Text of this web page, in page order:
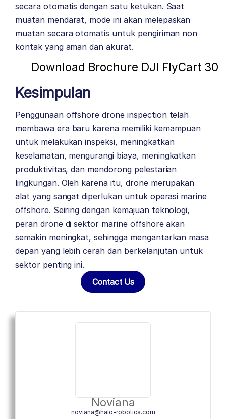
secara otomatis dengan satu ketukan. Saat
muatan mendarat, mode ini akan melepaskan
muatan secara otomatis untuk pengiriman non
kontak yang aman dan akurat.
Download Brochure DJI FlyCart 30
Kesimpulan
Penggunaan offshore drone inspection telah
membawa era baru karena memiliki kemampuan
untuk melakukan inspeksi, meningkatkan
keselamatan, mengurangi biaya, meningkatkan
produktivitas, dan mendorong pelestarian
lingkungan. Oleh karena itu, drone merupakan
alat yang sangat diperlukan untuk operasi marine
offshore. Seiring dengan kemajuan teknologi,
peran drone di sektor marine offshore akan
semakin meningkat, sehingga mengantarkan masa
depan yang lebih cerah dan berkelanjutan untuk
sektor penting ini.
Contact Us
Noviana
noviana@halo-robotics.com